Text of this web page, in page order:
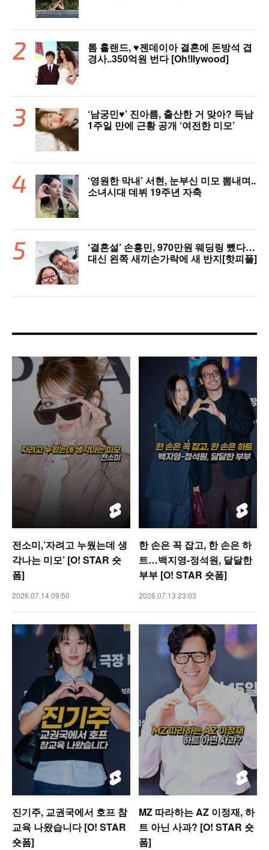
톰 홀랜드, ♥︎젠데이아 결혼에 돈방석 겹
경사..350억원 번다 [Oh!llywood]
‘남궁민♥’ 진아름, 출산한 거 맞아? 득남
1주일 만에 근황 공개 ‘여전한 미모’
‘영원한 막내’ 서현, 눈부신 미모 뽐내며..
소녀시대 데뷔 19주년 자축
‘결혼설’ 손흥민, 970만원 웨딩링 뺐다…
대신 왼쪽 새끼손가락에 새 반지[핫피플]
전소미,’자려고 누웠는데 생
각나는 미모’ [O! STAR 숏
폼]
2026.07.14 09:50
한 손은 꼭 잡고, 한 손은 하
트…백지영-정석원, 달달한
부부 [O! STAR 숏폼]
2026.07.13 23:03
진기주, 교권국에서 호프 참
교육 나왔습니다 [O! STAR
숏폼]
MZ 따라하는 AZ 이정재, 하
트 아닌 사과? [O! STAR 숏
폼]